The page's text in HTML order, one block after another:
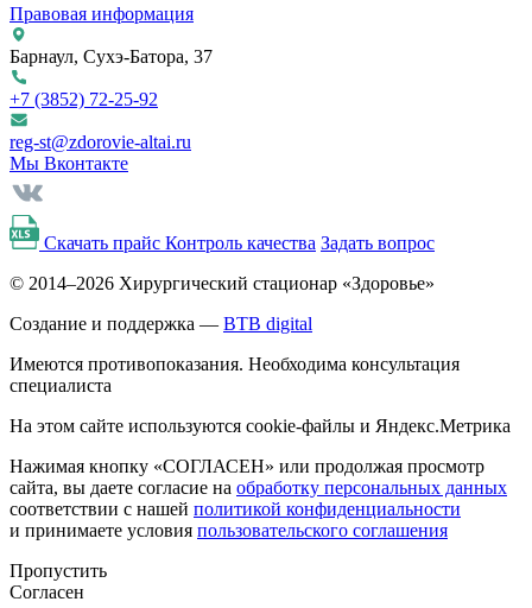
Правовая информация
Барнаул, Сухэ-Батора, 37
+7 (3852) 72-25-92
reg-st@zdorovie-altai.ru
Мы Вконтакте
Скачать прайс Контроль качества Задать вопрос
© 2014–2026 Хирургический стационар «Здоровье»
Создание и поддержка — BTB digital
Имеются противопоказания. Необходима консультация
специалиста
На этом сайте используются cookie-файлы и Яндекс.Метрика
Нажимая кнопку «СОГЛАСЕН» или продолжая просмотр
сайта, вы даете согласие на обработку персональных данных
соответствии с нашей политикой конфиденциальности
и принимаете условия пользовательского соглашения
Пропустить
Согласен